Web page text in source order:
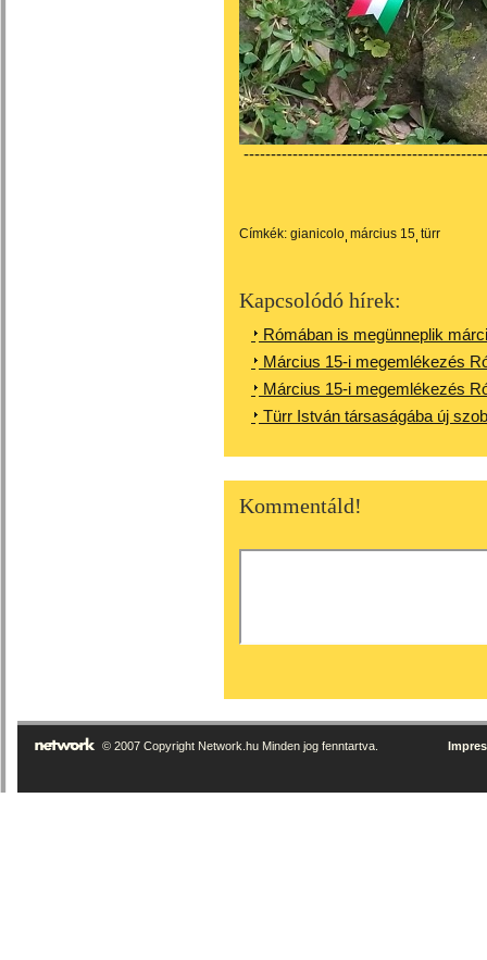
Címkék: gianicolo március 15 türr
Kapcsolódó hírek:
Rómában is megünneplik
Március 15-i megemlékezés
Március 15-i megemlékezés
Türr István társaságába új
Kommentáld!
© 2007 Copyright Network.hu Minden jog fenntartva.